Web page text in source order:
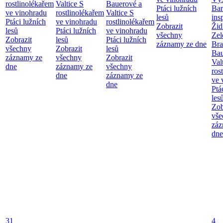
rostlinolékařem
ve vinohradu
Ptáci lužních
lesů
Zobrazit
všechny
záznamy ze
dne
Valtice S
rostlinolékařem
ve vinohradu
Ptáci lužních
lesů
Zobrazit
všechny
záznamy ze
dne
Bauerové a
Valtice S
rostlinolékařem
ve vinohradu
Ptáci lužních
lesů
Zobrazit
všechny
záznamy ze
dne
Ptáci lužních
lesů
Zobrazit
všechny
záznamy ze dne
ve
dne
31
4